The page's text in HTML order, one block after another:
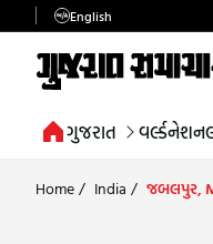
English
ગુજરાત વર્લ્ડ
Home/ India / જબલપુર,